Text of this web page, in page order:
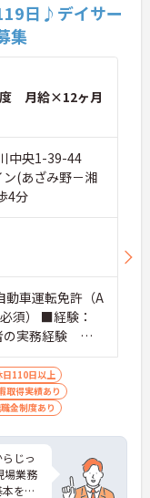
全額
手厚
ク補
キル
アプラ
る社
日♪デイサー
集
月給×12ヶ月
中央1-39-44
(あざみ野－湘
4分
車運転免許（A
須） ■経験：
の実務経験 歓
日110日以上
取得実績あり
金制度あり
じっ
場業務
をし